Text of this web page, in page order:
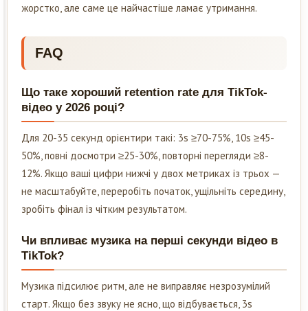
жорстко, але саме це найчастіше ламає утримання.
FAQ
Що таке хороший retention rate для TikTok-
відео у 2026 році?
Для 20-35 секунд орієнтири такі: 3s ≥70-75%, 10s ≥45-
50%, повні досмотри ≥25-30%, повторні перегляди ≥8-
12%. Якщо ваші цифри нижчі у двох метриках із трьох —
не масштабуйте, переробіть початок, ущільніть середину,
зробіть фінал із чітким результатом.
Чи впливає музика на перші секунди відео в
TikTok?
Музика підсилює ритм, але не виправляє незрозумілий
старт. Якщо без звуку не ясно, що відбувається, 3s